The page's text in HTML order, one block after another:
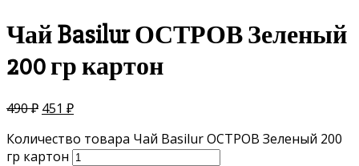
Чай Basilur ОСТРОВ Зеленый
200 гр картон
490₽ 451 ₽
Количество товара Чай Basilur ОСТРОВ Зеленый 200
гр картон